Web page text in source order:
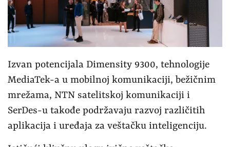
Izvan potencijala Dimensity 9300, tehnologije
MediaTek-a u mobilnoj komunikaciji, bežičnim
mrežama, NTN satelitskoj komunikaciji i
SerDes-u takođe podržavaju razvoj različitih
aplikacija i uređaja za veštačku inteligenciju.